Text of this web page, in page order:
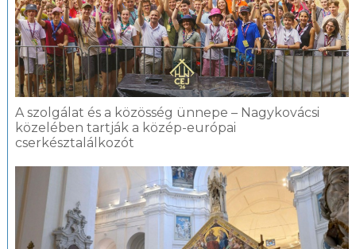
A szolgálat és a közösség ünnepe – Nagykovácsi
közelében tartják a közép-európai
cserkésztalálkozót